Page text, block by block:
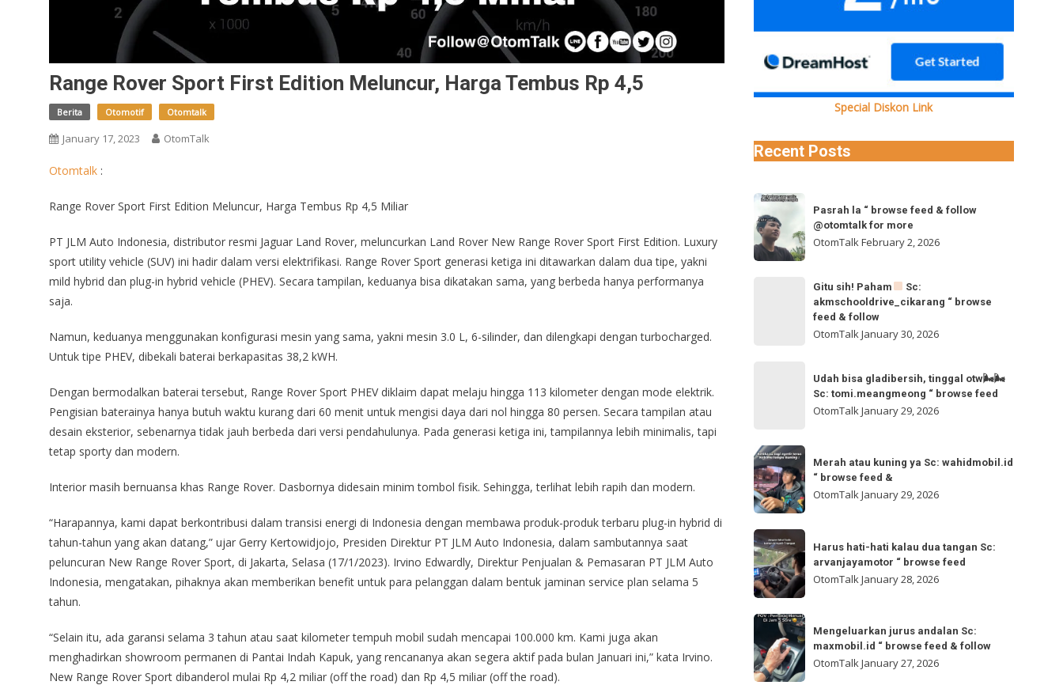
Range Rover Sport First Edition Meluncur, Harga Tembus Rp 4,5
Berita Otomotif Otomtalk
January 17, 2023 OtomTalk
Otomtalk :
Range Rover Sport First Edition Meluncur, Harga Tembus Rp 4,5 Miliar
PT JLM Auto Indonesia, distributor resmi Jaguar Land Rover, meluncurkan Land Rover New Range Rover Sport First Edition. Luxury
sport utility vehicle (SUV) ini hadir dalam versi elektrifikasi. Range Rover Sport generasi ketiga ini ditawarkan dalam dua tipe, yakni
mild hybrid dan plug-in hybrid vehicle (PHEV). Secara tampilan, keduanya bisa dikatakan sama, yang berbeda hanya performanya
saja.
Namun, keduanya menggunakan konfigurasi mesin yang sama, yakni mesin 3.0 L, 6-silinder, dan dilengkapi dengan turbocharged.
Untuk tipe PHEV, dibekali baterai berkapasitas 38,2 kWH.
Dengan bermodalkan baterai tersebut, Range Rover Sport PHEV diklaim dapat melaju hingga 113 kilometer dengan mode elektrik.
Pengisian baterainya hanya butuh waktu kurang dari 60 menit untuk mengisi daya dari nol hingga 80 persen. Secara tampilan atau
desain eksterior, sebenarnya tidak jauh berbeda dari versi pendahulunya. Pada generasi ketiga ini, tampilannya lebih minimalis, tapi
tetap sporty dan modern.
Interior masih bernuansa khas Range Rover. Dasbornya didesain minim tombol fisik. Sehingga, terlihat lebih rapih dan modern.
“Harapannya, kami dapat berkontribusi dalam transisi energi di Indonesia dengan membawa produk-produk terbaru plug-in hybrid di
tahun-tahun yang akan datang,” ujar Gerry Kertowidjojo, Presiden Direktur PT JLM Auto Indonesia, dalam sambutannya saat
peluncuran New Range Rover Sport, di Jakarta, Selasa (17/1/2023). Irvino Edwardly, Direktur Penjualan & Pemasaran PT JLM Auto
Indonesia, mengatakan, pihaknya akan memberikan benefit untuk para pelanggan dalam bentuk jaminan service plan selama 5
tahun.
“Selain itu, ada garansi selama 3 tahun atau saat kilometer tempuh mobil sudah mencapai 100.000 km. Kami juga akan
menghadirkan showroom permanen di Pantai Indah Kapuk, yang rencananya akan segera aktif pada bulan Januari ini,” kata Irvino.
New Range Rover Sport dibanderol mulai Rp 4,2 miliar (off the road) dan Rp 4,5 miliar (off the road).
Special Diskon Link
Recent Posts
Pasrah
la
browse
@otomtalk
Pasrah la “ browse feed & follow
@otomtalk for more
OtomTalkFebruary 2, 2026
akmschooldrive_cikarang
&
follow
Gitu sih! Paham
Sc:
akmschooldrive_cikarang “ browse
feed & follow
OtomTalkJanuary 30, 2026
gladibersih,
otw
🌬
🌬
Sc:
“
browse
feed
Udah bisa gladibersih, tinggal otw🌬🌬
Sc: tomi.meangmeong “ browse feed
OtomTalkJanuary 29, 2026
Merah
atau
kuning
ya
Sc:
wahidmobil.id
“
browse
Merah atau kuning ya Sc: wahidmobil.id
“ browse feed &
OtomTalkJanuary 29, 2026
Harus
hati-
hati
kalau
dua
tangan
Sc:
arvanjayamotor
Harus hati-hati kalau dua tangan Sc:
arvanjayamotor “ browse feed
OtomTalkJanuary 28, 2026
Mengeluarkan
jurus
andalan
Sc:
Mengeluarkan jurus andalan Sc:
maxmobil.id “ browse feed & follow
OtomTalkJanuary 27, 2026